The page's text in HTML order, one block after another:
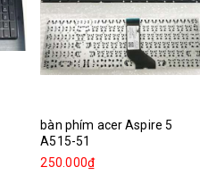
bàn phím acer Aspire 5
A515-51
250.000₫